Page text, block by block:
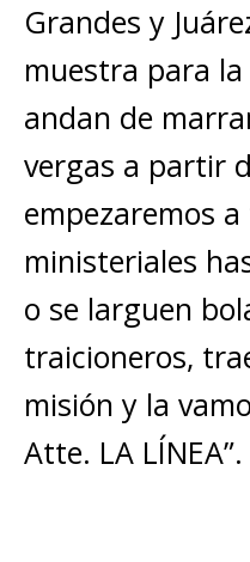
Grandes y
muestra para
andan de
vergas a partir
empezaremos
ministeriales
o se larguen
traicioneros,
misión y la
Atte. LA LÍNEA”.